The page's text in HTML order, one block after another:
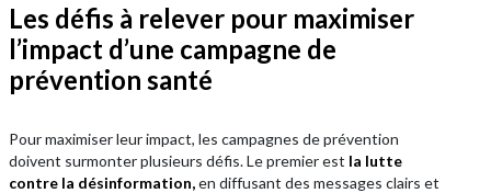
Les défis à relever pour maximiser
l’impact d’une campagne de
prévention santé
Pour maximiser leur impact, les campagnes de prévention
doivent surmonter plusieurs défis. Le premier est la lutte
contre la désinformation,en diffusant des messages clairs et